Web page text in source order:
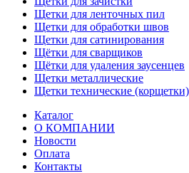
Щетки для ленточных пил
Щетки для обработки швов
Щетки для сатинирования
Щётки для сварщиков
Щётки для удаления заусенцев
Щетки металлические
Щетки технические (корщетки)
Каталог
О КОМПАНИИ
Новости
Оплата
Контакты